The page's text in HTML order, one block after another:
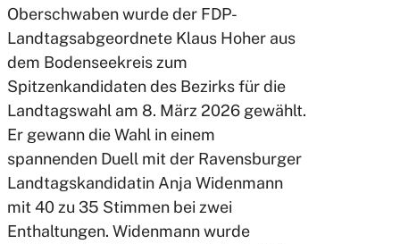
Oberschwaben wurde der FDP-
Landtagsabgeordnete Klaus Hoher aus
dem Bodenseekreis zum
Spitzenkandidaten des Bezirks für die
Landtagswahl am 8. März 2026 gewählt.
Er gewann die Wahl in einem
spannenden Duell mit der Ravensburger
Landtagskandidatin Anja Widenmann
mit 40 zu 35 Stimmen bei zwei
Enthaltungen. Widenmann wurde